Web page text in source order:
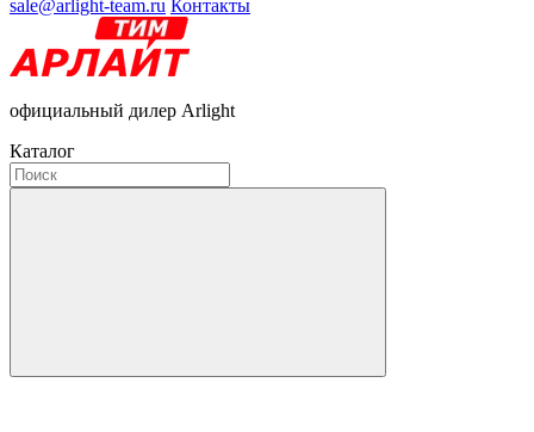
sale@arlight-team.ru Контакты
официальный дилер Arlight
Каталог